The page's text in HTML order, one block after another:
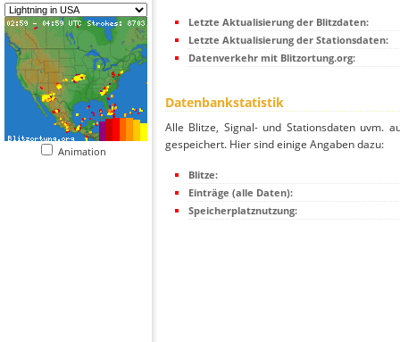
Animation
Letzte Aktualisierung der Blitzdaten:
Letzte Aktualisierung der Stationsdaten:
Datenverkehr mit Blitzortung.org:
Datenbankstatistik
Alle Blitze, Signal- und Stationsdaten uvm.
gespeichert. Hier sind einige Angaben dazu:
Blitze:
Einträge (alle Daten):
Speicherplatznutzung: